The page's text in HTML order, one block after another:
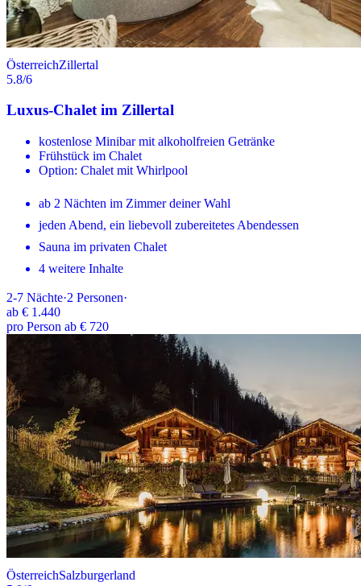
ÖsterreichZillertal
5.8/6
Luxus-Chalet im Zillertal
kostenlose Minibar mit alkoholfreien Getränke
Frühstück im Chalet
Option: Chalet mit Whirlpool
ab 2 Nächten im Zimmer deiner Wahl
jeden Abend, ein liebevoll zubereitetes Abendessen
Sauna im privaten Chalet
4 weitere Inhalte
2-7 Nächte·2 Personen·
ab € 1.440
pro Person ab € 720
ÖsterreichSalzburgerland